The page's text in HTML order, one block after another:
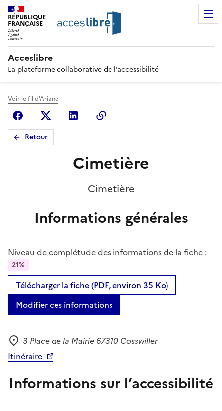
RÉPUBLIQUE
FRANÇAISE
Acceslibre
La plateforme collaborative de l’accessibilité
Voir le fil d'Ariane
FacebookX (anciennement Twitter)
Linkedin
Retour
Cimetière
Cimetière
Informations générales
Niveau de complétude des informations de la fiche :
21%
Télécharger la fiche (PDF, environ 35 Ko)
Modifier ces informations
Adresse
3 Place de la Mairie 67310 Cosswiller
Itinéraire
Informations sur l’accessibilité